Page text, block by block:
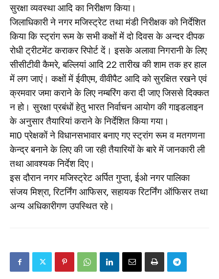
सुरक्षा व्यवस्था आदि का निरीक्षण किया।
जिलाधिकारी ने नगर मजिस्ट्रेट तथा मंडी निरीक्षक को निर्देशित
किया कि स्ट्रांग रूम के सभी कक्षों में दो दिवस के अन्दर दीपक
रोधी ट्रीटमेंट कराकर रिपोर्ट दें। इसके अलावा निगरानी के लिए
सीसीटीवी कैमरे, बल्लियां आदि 22 तारीख की शाम तक हर हाल
में लग जाएं। कक्षों में ईवीएम, वीवीपैट आदि को सुरक्षित रखने एवं
क्रमवार जमा कराने के लिए नम्बरिंग करा दी जाए जिससे दिक्कत
न हो। सुरक्षा प्रबंधों हेतु भारत निर्वाचन आयोग की गाइडलाइन
के अनुसार तैयारियां कराने के निर्देशित किया गया।
मा0 प्रेक्षकों ने विधानसभावार बनाए गए स्ट्रांग रूम व मतगणना
केन्द्र बनाने के लिए की जा रही तैयारियों के बारे में जानकारी ली
तथा आवश्यक निर्देश दिए।
इस दौरान नगर मजिस्ट्रेट अर्पित गुप्ता, ईओ नगर पालिका
संजय मिश्रा, रिटर्निंग आफिसर, सहायक रिटर्निंग ऑफिसर तथा
अन्य अधिकारीगण उपस्थित रहे।